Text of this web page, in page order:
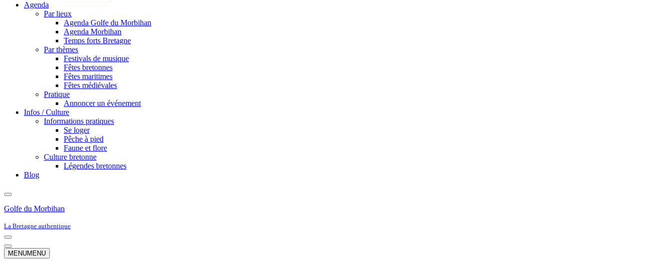
Agenda
Par lieux
Agenda Golfe du Morbihan
Agenda Morbihan
Temps forts Bretagne
Par thèmes
Festivals de musique
Fêtes bretonnes
Fêtes maritimes
Fêtes médiévales
Pratique
Annoncer un événement
Infos / Culture
Informations pratiques
Se loger
Pêche à pied
Faune et flore
Culture bretonne
Légendes bretonnes
Blog
Golfe du Morbihan
La Bretagne authentique
Menu
de
navigation
Menu
de
MENUMENU